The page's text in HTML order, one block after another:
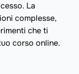
La
complesse,
che ti
corso online.